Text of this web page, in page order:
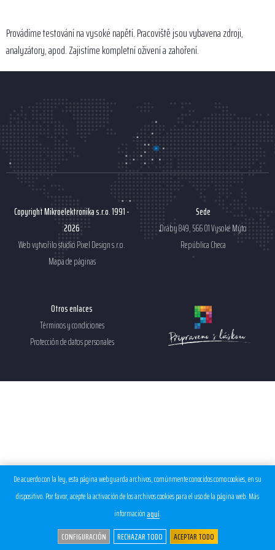
Provádíme testování na vysoké napětí. Pracoviště jsou vybavena zdroji,
analyzátory, apod. Zajistíme kompletní oživení a zahoření.
Copyright Mikroelektronika s.r.o. 1991 -
2026
Web vytvořilo studioPixel Design s.r.o.
Mapa de páginas
Sede
Dráby 849, 566 01 Vysoké Mýto
República Checa
Otros enlaces
Términos y condiciones
Protección de datos personales
De acuerdo con la ley, esta página web guarda archivos, comúnmente conocidos como cookies, en su
dispositivo. Por favor, acepte la activación de los archivos cookies para el uso de la página web. Más
informaciónaquí.
CONFIGURACIÓN
RECHAZAR TODO ACEPTAR TODO